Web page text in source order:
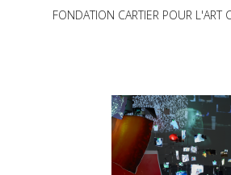
FONDATION CARTIER POUR L'ART